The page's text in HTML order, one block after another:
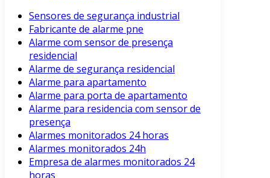
Sensores de segurança industrial
Fabricante de alarme pne
Alarme com sensor de presença
residencial
Alarme de segurança residencial
Alarme para apartamento
Alarme para porta de apartamento
Alarme para residencia com sensor de
presença
Alarmes monitorados 24 horas
Alarmes monitorados 24h
Empresa de alarmes monitorados 24
horas